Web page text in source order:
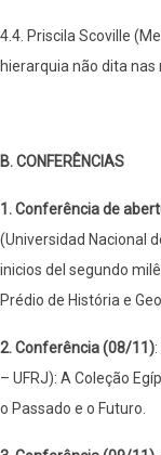
4.4. Priscila Scoville
hierarquia não dita nas
B. CONFERÊNCIAS
1. Conferência de
(Universidad Nacional
inicios del segundo
Prédio de História e
2. Conferência (08/11)
– UFRJ): A Coleção
o Passado e o Futuro.